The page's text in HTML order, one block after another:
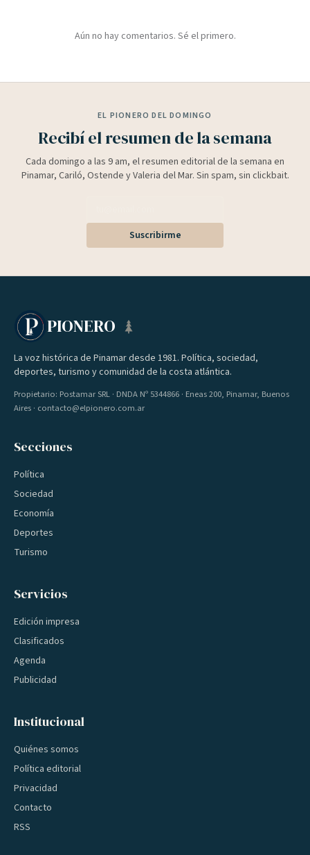
Aún no hay comentarios. Sé el primero.
EL PIONERO DEL DOMINGO
Recibí el resumen de la semana
Cada domingo a las 9 am, el resumen editorial de la semana en
Pinamar, Cariló, Ostende y Valeria del Mar. Sin spam, sin clickbait.
Suscribirme
PIONERO
La voz histórica de Pinamar desde 1981. Política, sociedad,
deportes, turismo y comunidad de la costa atlántica.
Propietario: Postamar SRL · DNDA Nº 5344866 · Eneas 200, Pinamar, Buenos
Aires · contacto@elpionero.com.ar
Secciones
Política
Sociedad
Economía
Deportes
Turismo
Servicios
Edición impresa
Clasificados
Agenda
Publicidad
Institucional
Quiénes somos
Política editorial
Privacidad
Contacto
RSS